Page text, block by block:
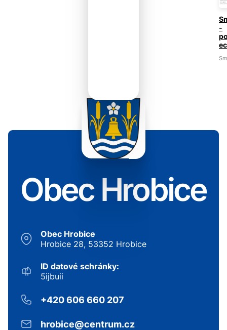
-
Obec Hrobice
Obec Hrobice
Hrobice 28, 53352 Hrobice
ID datové schránky:
5ijbuii
+420 606 660 207
hrobice@centrum.cz